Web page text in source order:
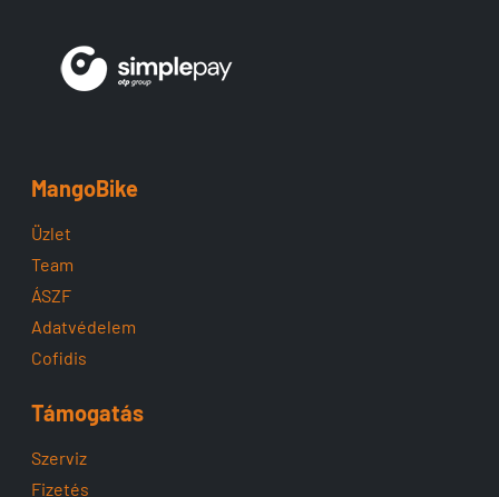
MangoBike
Üzlet
Team
ÁSZF
Adatvédelem
Cofidis
Támogatás
Szerviz
Fizetés